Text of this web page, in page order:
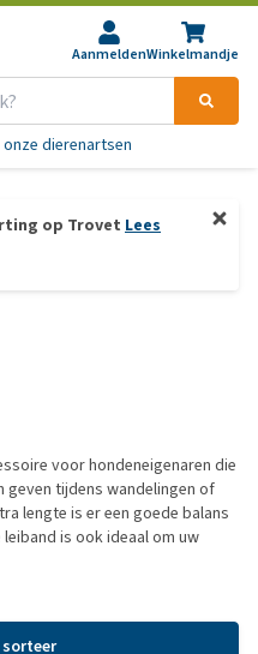
AanmeldenWinkelmandje
onze dierenartsen
op Trovet Lees
voor hondeneigenaren die
geven tijdens wandelingen of
lengte is er een goede balans
is ook ideaal om uw